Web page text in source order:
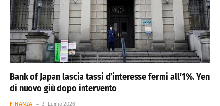
Bank of Japan lascia tassi d’interesse fermi all’1%. Yen
di nuovo giù dopo intervento
FINANZA 31 Luglio 2026